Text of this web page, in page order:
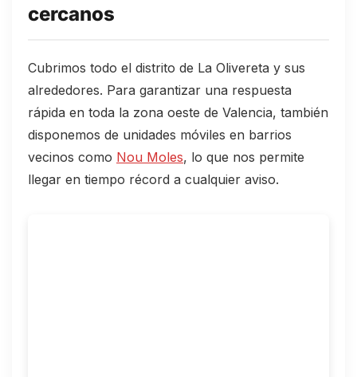
cercanos
Cubrimos todo el distrito de La Olivereta y sus
alrededores. Para garantizar una respuesta
rápida en toda la zona oeste de Valencia, también
disponemos de unidades móviles en barrios
vecinos como Nou Moles, lo que nos permite
llegar en tiempo récord a cualquier aviso.